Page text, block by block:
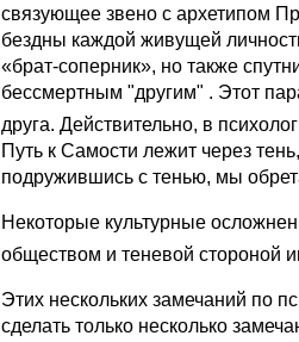
связующее звено с архетипом
бездны каждой живущей
«брат-соперник», но также
бессмертным "другим" . Этот
друга. Действительно, в
Путь к Самости лежит через
подружившись с тенью, мы
Некоторые культурные
обществом и теневой стороной
Этих нескольких замечаний по
сделать только несколько